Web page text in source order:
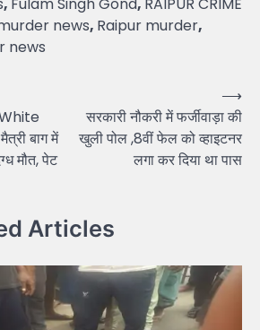
news, Raipur murder,
news
बाग में
मौत, पेट
सरकारी नौकरी में फर्जीवाड़ा की
खुली पोल ,8वीं फेल को व्हाइटनर
लगा कर दिया था पास
⟶
Articles